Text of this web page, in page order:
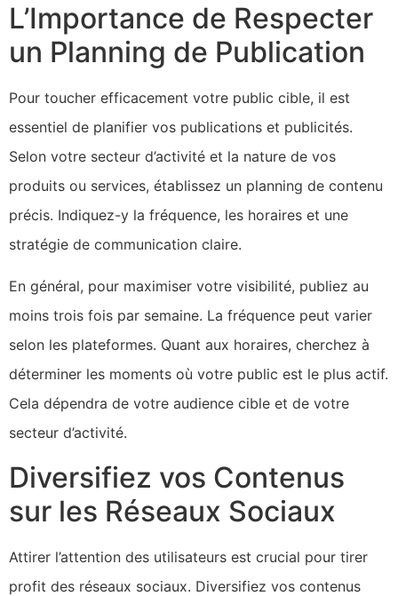
L’Importance de Respecter
un Planning de Publication
Pour toucher efficacement votre public cible, il est
essentiel de planifier vos publications et publicités.
Selon votre secteur d’activité et la nature de vos
produits ou services, établissez un planning de contenu
précis. Indiquez-y la fréquence, les horaires et une
stratégie de communication claire.
En général, pour maximiser votre visibilité, publiez au
moins trois fois par semaine. La fréquence peut varier
selon les plateformes. Quant aux horaires, cherchez à
déterminer les moments où votre public est le plus actif.
Cela dépendra de votre audience cible et de votre
secteur d’activité.
Diversifiez vos Contenus
sur les Réseaux Sociaux
Attirer l’attention des utilisateurs est crucial pour tirer
profit des réseaux sociaux. Diversifiez vos contenus